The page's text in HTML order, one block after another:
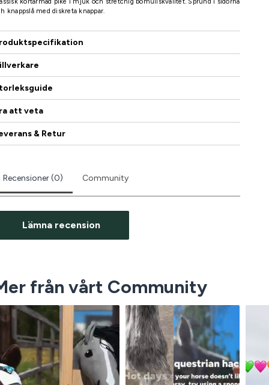
kortärmad piké i mjuk och stretchig bomullskvalitet. Sprund i sidorna
knappslå med diskreta knappar.
att veta
& Retur
Recensioner (0) Community
Lämna recension
från vårt Community